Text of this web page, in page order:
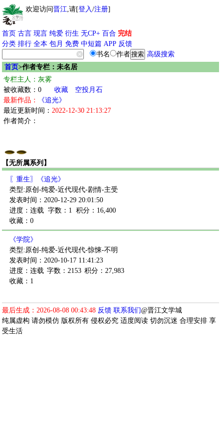
欢迎访问晋江,请[登入/注册]
首页 古言 现言 纯爱 衍生 无CP+ 百合 完结
分类 排行 全本 包月 免费 中短篇 APP 反馈
书名
作者
高级搜索
首页>作者专栏：未名居
专栏主人：灰雾
被收藏数：0
收藏
空投月石
最新作品：
《追光》
最近更新时间： 2022-12-30 21:13:27
作者简介：
【无所属系列】
〖重生〗《追光》
类型:原创-纯爱-近代现代-剧情-主受
发表时间：2020-12-29 20:01:50
进度：连载 字数：1 积分：16,400
收藏：0
《学院》
类型:原创-纯爱-近代现代-惊悚-不明
发表时间：2020-10-17 11:41:23
进度：连载 字数：2153 积分：27,983
收藏：1
最后生成：2026-08-08 00:43:48 反馈 联系我们@晋江文学城
纯属虚构 请勿模仿 版权所有 侵权必究 适度阅读 切勿沉迷 合理安排 享
受生活